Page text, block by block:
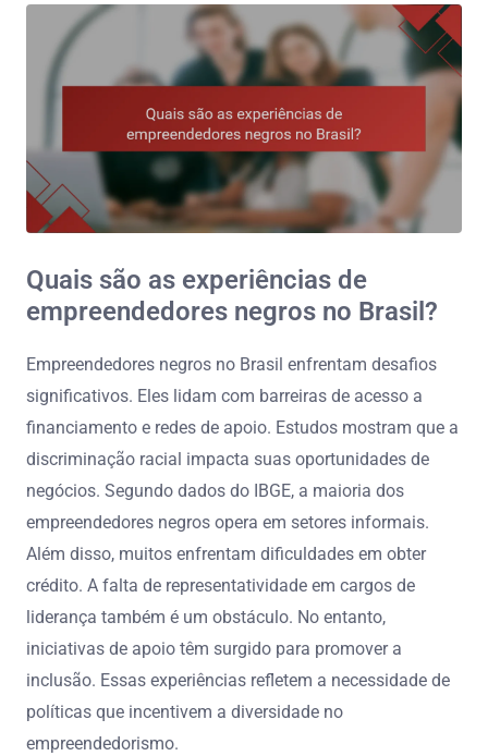
Quais são as experiências de
empreendedores negros no Brasil?
Empreendedores negros no Brasil enfrentam desafios
significativos. Eles lidam com barreiras de acesso a
financiamento e redes de apoio. Estudos mostram que a
discriminação racial impacta suas oportunidades de
negócios. Segundo dados do IBGE, a maioria dos
empreendedores negros opera em setores informais.
Além disso, muitos enfrentam dificuldades em obter
crédito. A falta de representatividade em cargos de
liderança também é um obstáculo. No entanto,
iniciativas de apoio têm surgido para promover a
inclusão. Essas experiências refletem a necessidade de
políticas que incentivem a diversidade no
empreendedorismo.